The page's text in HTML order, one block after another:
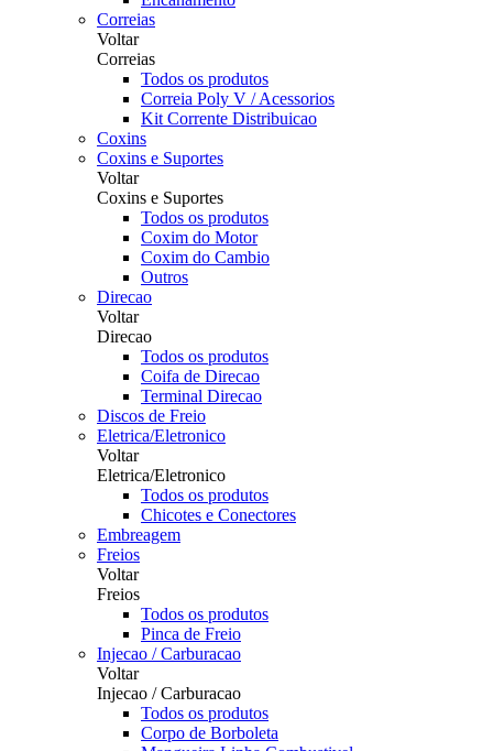
Correias
Voltar
Correias
Todos os produtos
Correia Poly V / Acessorios
Kit Corrente Distribuicao
Coxins
Coxins e Suportes
Voltar
Coxins e Suportes
Todos os produtos
Coxim do Motor
Coxim do Cambio
Outros
Direcao
Voltar
Direcao
Todos os produtos
Coifa de Direcao
Terminal Direcao
Discos de Freio
Eletrica/Eletronico
Voltar
Eletrica/Eletronico
Todos os produtos
Chicotes e Conectores
Embreagem
Freios
Voltar
Freios
Todos os produtos
Pinca de Freio
Injecao / Carburacao
Voltar
Injecao / Carburacao
Todos os produtos
Corpo de Borboleta